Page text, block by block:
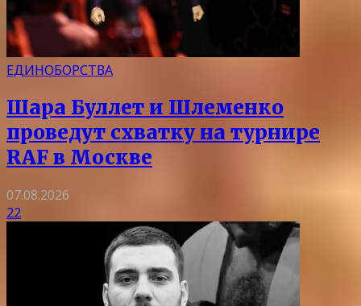
ЕДИНОБОРСТВА
Шара Буллет и Шлеменко
проведут схватку на турнире
RAF в Москве
07.08.2026
22